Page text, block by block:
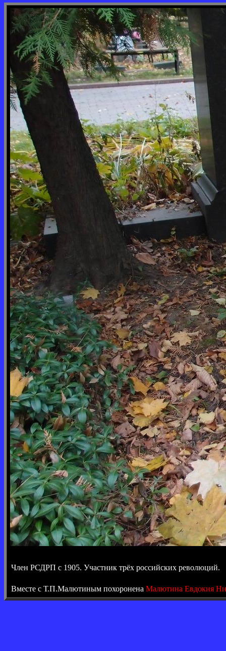
Член РСДРП с 1905. Участник трёх российских революций.
Вместе с Т.П.Малютиным похоронена Малютина Евдокия